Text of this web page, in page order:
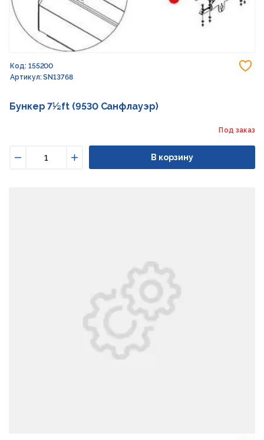
Код: 155200
Артикул: SN13768
Бункер 7½ft (9530 Санфлауэр)
Под заказ
Увеличить
В корзину